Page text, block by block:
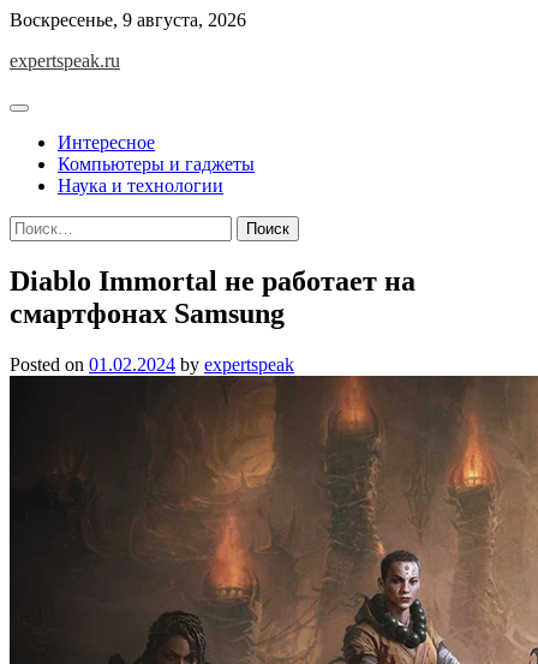
Skip
content
Воскресенье, 9 августа, 2026
expertspeak.ru
Интересное
Компьютеры и гаджеты
Наука и технологии
Найти:
Diablo Immortal не работает на
смартфонах Samsung
Posted on 01.02.2024 by expertspeak